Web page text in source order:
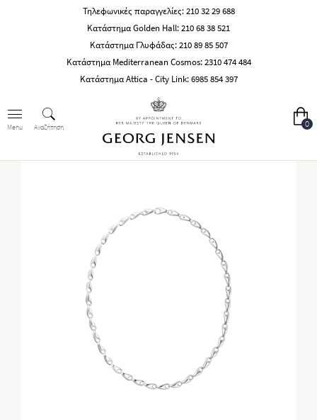
Τηλεφωνικές παραγγελίες:210 32 29 688
Κατάστημα Golden Hall:210 68 38 521
Κατάστημα Γλυφάδας:210 89 85 507
Κατάστημα Mediterranean Cosmos:2310 474 484
Κατάστημα Attica - City Link:6985 854 397
Menu Αναζήτηση 0